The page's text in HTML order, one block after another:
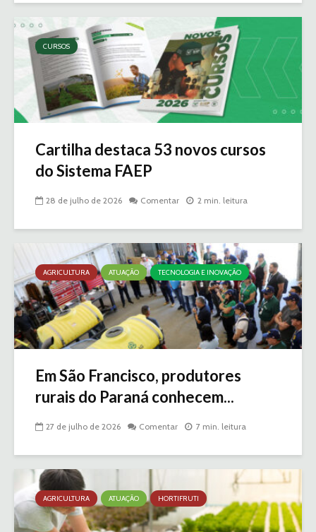
CURSOS
Cartilha destaca 53 novos cursos
do Sistema FAEP
28 de julho de 2026 Comentar 2 min. leitura
AGRICULTURA ATUAÇÃO TECNOLOGIA E INOVAÇÃO
Em São Francisco, produtores
rurais do Paraná conhecem...
27 de julho de 2026 Comentar 7 min. leitura
AGRICULTURA ATUAÇÃO HORTIFRUTI